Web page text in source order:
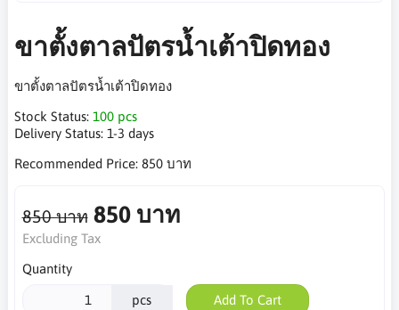
ขาตั้งตาลปัตรน้ำเต้าปิดทอง
ขาตั้งตาลปัตรน้ำเต้าปิดทอง
Stock Status: 100 pcs
Delivery Status: 1-3 days
Recommended Price: 850 บาท
850 บาท 850 บาท
Excluding Tax
Quantity
pcs Add To Cart